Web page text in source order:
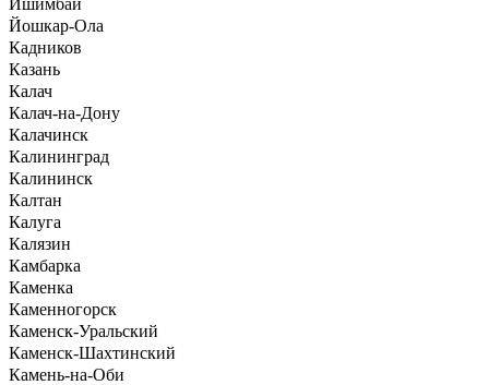
Йошкар-Ола
Кадников
Казань
Калач
Калач-на-Дону
Калачинск
Калининград
Калининск
Калтан
Калуга
Калязин
Камбарка
Каменка
Каменногорск
Каменск-Уральский
Каменск-Шахтинский
Камень-на-Оби